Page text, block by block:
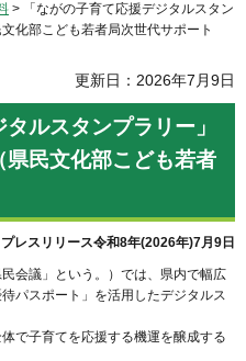
> 「ながの子育て応援デジタルスタン
化部こども若者局次世代サポート
更新日：2026年7月9日
ルスタンプラリー」
民文化部こども若者
レスリリース令和8年(2026年)7月9日
会議」という。）では、県内で幅広
パスポート」を活用したデジタルス
で子育てを応援する機運を醸成する